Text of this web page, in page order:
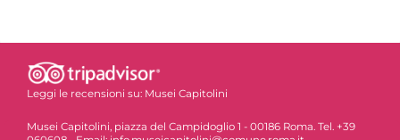
Leggi le recensioni su: Musei Capitolini
Musei Capitolini, piazza del Campidoglio 1 - 00186 Roma. Tel. +39